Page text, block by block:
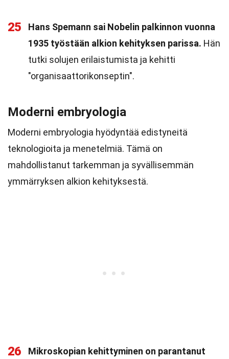
25
Hans Spemann sai Nobelin palkinnon vuonna
1935 työstään alkion kehityksen parissa. Hän
tutki solujen erilaistumista ja kehitti
"organisaattorikonseptin".
Moderni embryologia
Moderni embryologia hyödyntää edistyneitä
teknologioita ja menetelmiä. Tämä on
mahdollistanut tarkemman ja syvällisemmän
ymmärryksen alkion kehityksestä.
26
Mikroskopian kehittyminen on parantanut